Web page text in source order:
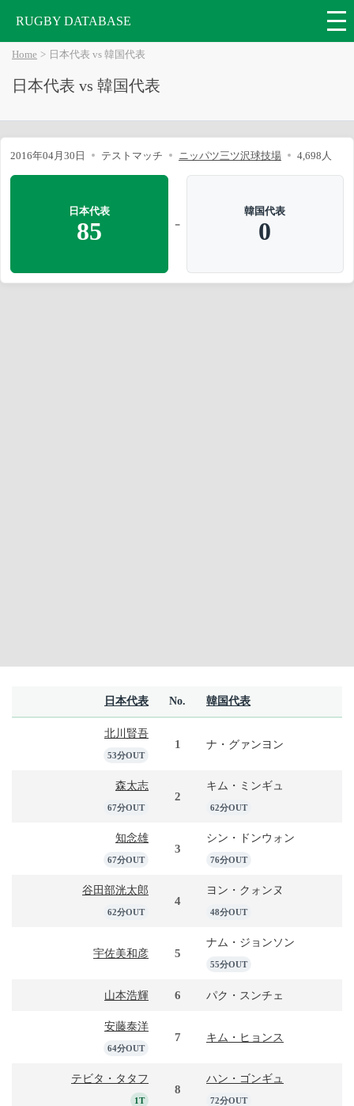
RUGBY DATABASE
Home 日本代表 vs 韓国代表
日本代表 vs 韓国代表
2016年04月30日 テストマッチ ニッパツ三ツ沢球技場 4,698人
日本代表
85 -
韓国代表
0
日本代表 No. 韓国代表
北川賢吾
53分OUT
1 ナ・グァンヨン
森太志
67分OUT
2
キム・ミンギュ
62分OUT
知念雄
67分OUT
3
シン・ドンウォン
76分OUT
谷田部洸太郎
62分OUT
4
ヨン・クォンヌ
48分OUT
宇佐美和彦 5
ナム・ジョンソン
55分OUT
山本浩輝 6 パク・スンチェ
安藤泰洋
64分OUT
7 キム・ヒョンス
テビタ・タタフ
1T
8
ハン・ゴンギュ
72分OUT